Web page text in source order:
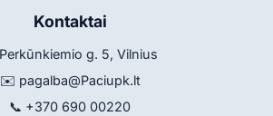
Kontaktai
Perkūnkiemio g. 5, Vilnius
✉️ pagalba@Paciupk.lt
📞 +370 690 00220